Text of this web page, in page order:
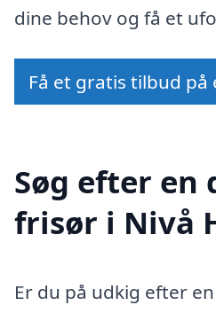
dine behov og få et
Få et gratis tilbud på
Søg efter en
frisør i Nivå
Er du på udkig efter